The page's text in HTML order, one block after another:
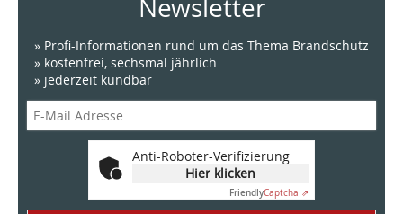
Newsletter
» Profi-Informationen rund um das Thema Brandschutz
» kostenfrei, sechsmal jährlich
» jederzeit kündbar
Anti-Roboter-Verifizierung
Hier klicken
FriendlyCaptcha ⇗